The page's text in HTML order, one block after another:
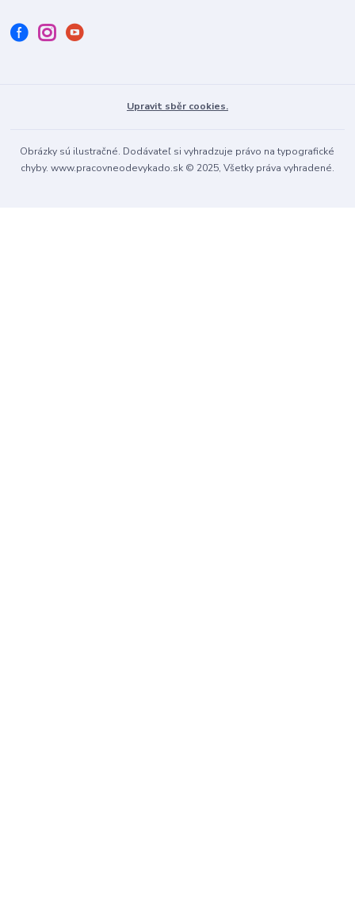
Upravit sběr cookies.
Obrázky sú ilustračné. Dodávateľ si vyhradzuje právo na typografické
chyby. www.pracovneodevykado.sk © 2025, Všetky práva vyhradené.